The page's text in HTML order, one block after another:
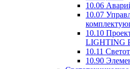
10.06
10.07
10.10
LIGHTING
10.11
10.90